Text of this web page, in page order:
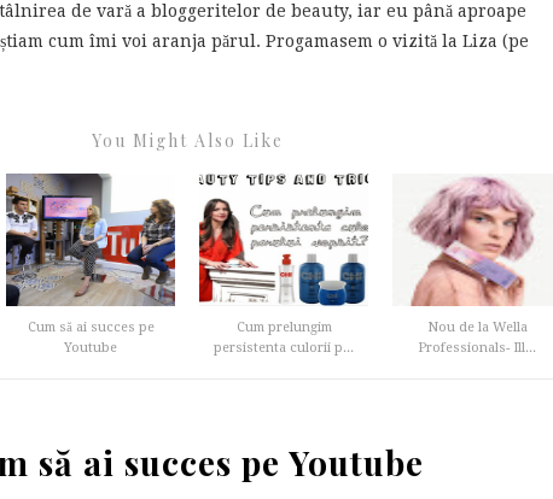
de vară a bloggeritelor de beauty, iar eu până aproape
cum îmi voi aranja părul. Progamasem o vizită la Liza (pe
You Might Also Like
Cum să ai succes pe
Youtube
Cum prelungim
persistenta culorii p...
Nou de la Wella
Professionals- Ill...
să ai succes pe Youtube